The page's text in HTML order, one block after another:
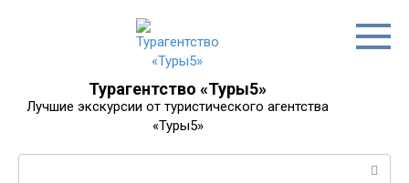
Турагентство «Туры5»
Лучшие экскурсии от туристического агентства
«Туры5»